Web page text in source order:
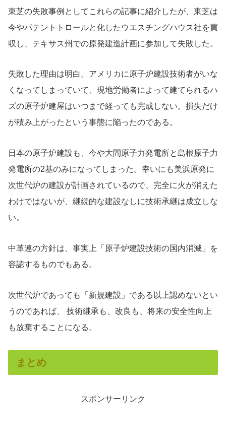
東芝の失敗事例としてこれらの記事に紹介したが、東芝は
今やパテントトロールと化したウエスチングハウス社を買
収し、テキサス州での原発建造計画に参加して失敗した。
失敗した理由は明白。アメリカに原子炉建設技術者がいな
くなってしまっていて、現地労働者によって建てられるハ
ズの原子炉建屋はいつまで経っても完成しない。損失だけ
が積み上がったという事態に陥ったのである。
日本の原子炉建設も、今や大間原子力発電所と島根原子力
発電所の2基のみになってしまった。幸いにも美浜原発に
次世代炉の建設が計画されているので、完全に火が消えた
わけではないが、継続的な建設なしに技術承継は成立しな
い。
中革連の方針は、事実上「原子炉建設技術の国内消滅」を
容認するものでもある。
次世代炉であっても「新規建設」である以上認めないとい
うのであれば、 技術継承も、改良も、将来の安全性向上
も放棄することになる。
まとめ
スポンサーリンク